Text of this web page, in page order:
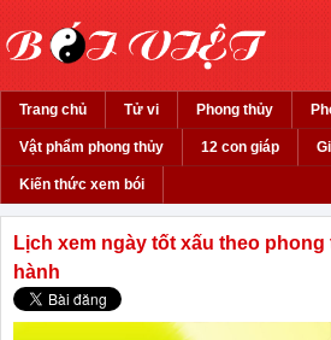
Trang chủ Tử vi Phong thủy
Vật phẩm phong thủy 12 con giáp
Kiến thức xem bói
Lịch xem ngày tốt xấu theo
hành